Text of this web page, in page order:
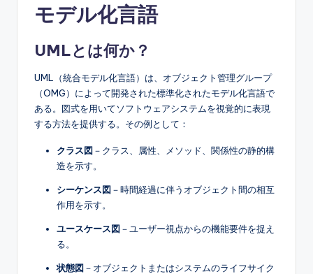
si
モデル化言語
UMLとは何か？
UML（統合モデル化言語）は、オブジェクト管理グループ
（OMG）によって開発された標準化されたモデル化言語で
ある。図式を用いてソフトウェアシステムを視覚的に表現
する方法を提供する。その例として：
クラス図 －クラス、属性、メソッド、関係性の静的構
造を示す。
シーケンス図 －時間経過に伴うオブジェクト間の相互
作用を示す。
ユースケース図 －ユーザー視点からの機能要件を捉え
る。
状態図 －オブジェクトまたはシステムのライフサイク